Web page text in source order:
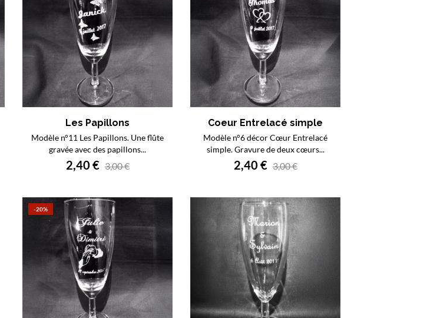
Les Papillons
Modèle n°11 Les Papillons. Une flûte
gravée avec des papillons...
2,40 € 3,00 €
Coeur Entrelacé simple
Modèle n°6 décor Cœur Entrelacé
simple. Gravure de deux cœurs...
2,40 € 3,00 €
-20%